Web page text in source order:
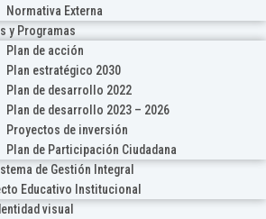
Normativa Externa
y Programas
Plan de acción
Plan estratégico 2030
Plan de desarrollo 2022
Plan de desarrollo 2023 – 2026
Proyectos de inversión
Plan de Participación Ciudadana
de Gestión Integral
Educativo Institucional
visual